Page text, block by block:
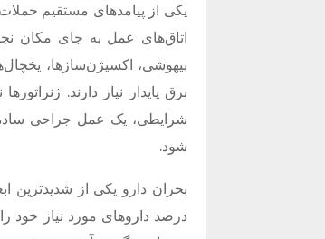
یکی از پیامدهای مستقیم
اتاق‌های عمل به جای مکان
بیهوشی، اکسیژن‌سازها،
برق پایدار نیاز دارند.
شرایطی، یک عمل جراحی ساده،
شود.
درصد داروهای مورد نیاز خود